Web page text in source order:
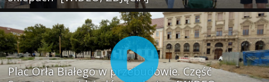
Plac Orła Białego w przebudowie. Część